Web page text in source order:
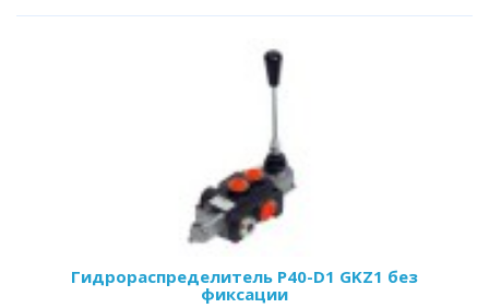
Гидрораспределитель Р40-D1 GKZ1 без
фиксации